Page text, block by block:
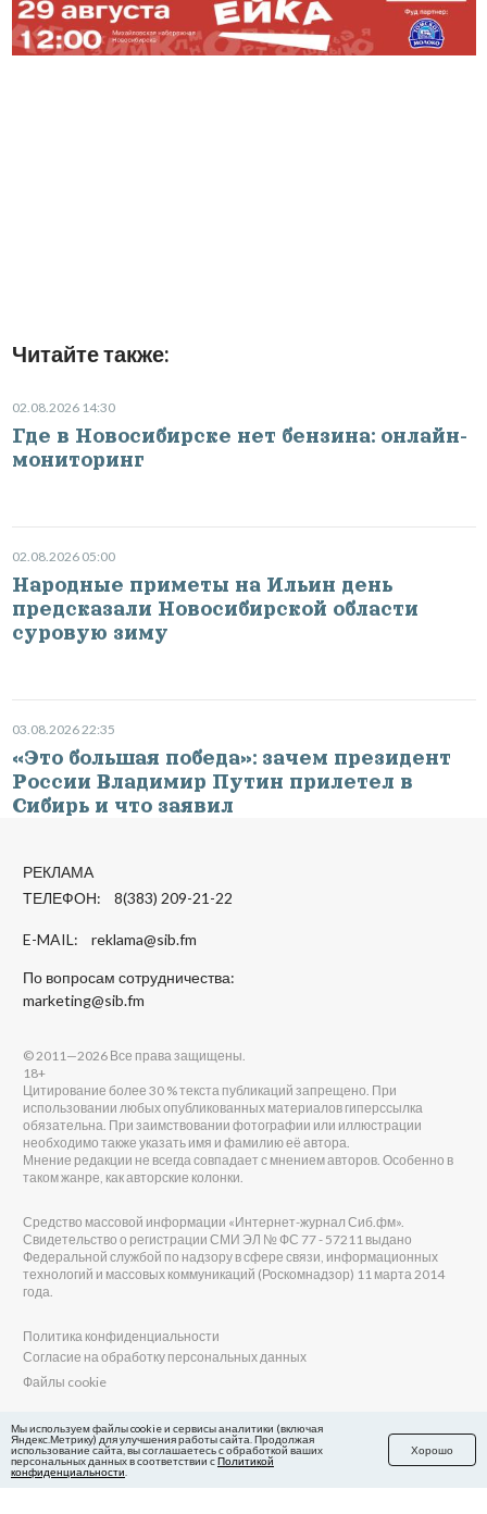
Читайте также:
02.08.2026 14:30
Где в Новосибирске нет бензина: онлайн-
мониторинг
02.08.2026 05:00
Народные приметы на Ильин день
предсказали Новосибирской области
суровую зиму
03.08.2026 22:35
«Это большая победа»: зачем президент
России Владимир Путин прилетел в
Сибирь и что заявил
РЕКЛАМА
ТЕЛЕФОН: 8(383) 209-21-22
E-MAIL: reklama@sib.fm
По вопросам сотрудничества:
marketing@sib.fm
© 2011—2026 Все права защищены.
18+
Цитирование более 30 % текста публикаций запрещено. При
использовании любых опубликованных материалов гиперссылка
обязательна. При заимствовании фотографии или иллюстрации
необходимо также указать имя и фамилию её автора.
Мнение редакции не всегда совпадает с мнением авторов. Особенно в
таком жанре, как авторские колонки.
Средство массовой информации «Интернет-журнал Сиб.фм».
Свидетельство о регистрации СМИ ЭЛ № ФС 77 - 57211 выдано
Федеральной службой по надзору в сфере связи, информационных
технологий и массовых коммуникаций (Роскомнадзор) 11 марта 2014
года.
Политика конфиденциальности
Согласие на обработку персональных данных
Файлы cookie
Главный редактор Сиб.фм
Бобровников Виктор Евгеньевич
Учредитель ООО «Сиб.фм»
E-mail редакции: fm@sib.fm
Мы используем файлы cookie и сервисы аналитики (включая
Яндекс.Метрику) для улучшения работы сайта. Продолжая
использование сайта, вы соглашаетесь с обработкой ваших
персональных данных в соответствии сПолитикой
конфиденциальности
Хорошо